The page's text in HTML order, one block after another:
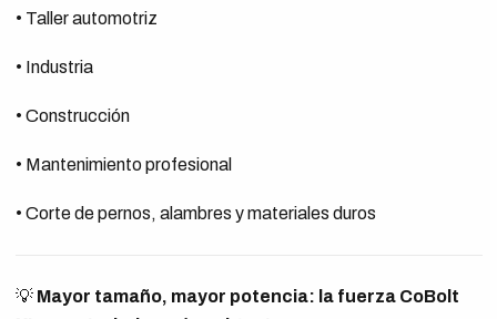
• Taller automotriz
• Industria
• Construcción
• Mantenimiento profesional
• Corte de pernos, alambres y materiales duros
💡 Mayor tamaño, mayor potencia: la fuerza CoBolt